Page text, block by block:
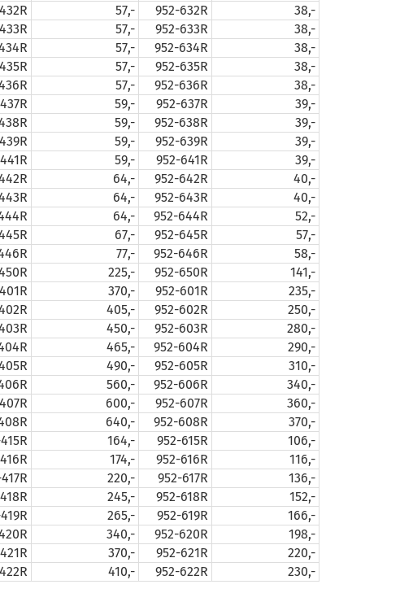
57,- 952-632R
38,-
57,- 952-633R
38,-
57,- 952-634R
38,-
57,- 952-635R
38,-
57,- 952-636R
38,-
59,- 952-637R
39,-
59,- 952-638R
39,-
59,- 952-639R
39,-
59,- 952-641R
39,-
64,- 952-642R
40,-
64,- 952-643R
40,-
64,- 952-644R
52,-
67,- 952-645R
57,-
77,- 952-646R
58,-
225,- 952-650R
141,-
370,- 952-601R
235,-
405,- 952-602R
250,-
450,- 952-603R
280,-
465,- 952-604R
290,-
490,- 952-605R
310,-
560,- 952-606R
340,-
600,- 952-607R
360,-
640,- 952-608R
370,-
164,- 952-615R
106,-
174,- 952-616R
116,-
220,- 952-617R
136,-
245,- 952-618R
152,-
265,- 952-619R
166,-
340,- 952-620R
198,-
370,- 952-621R
220,-
410,- 952-622R 230,-